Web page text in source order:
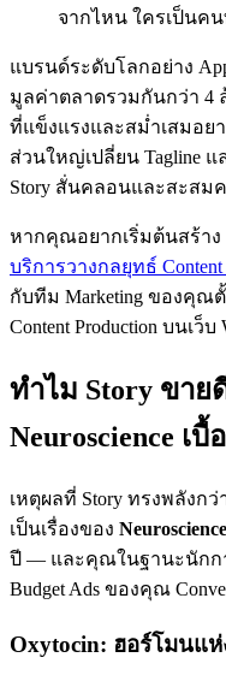
จากไหน ใครเป็นค
แบรนด์ระดับโลกอย่าง
มูลค่าตลาดรวมกันกว่า 4
ที่แข็งแรงและสม่ำเสมอ
ส่วนใหญ่เปลี่ยน Tagline แ
Story สั่นคลอนและสะสม
หากคุณอยากเริ่มต้นสร้าง
บริการวางกลยุทธ์ Content
กับทีม Marketing ของคุณตั้
Content Production บนเว็บ
ทำไม Story ขาย
Neuroscience เบื้
เหตุผลที่ Story ทรงพลังก
เป็นเรื่องของ Neuroscience
ปี — และคุณในฐานะนักก
Budget Ads ของคุณ
Oxytocin: ฮอร์โมนแ